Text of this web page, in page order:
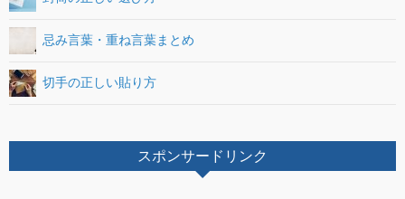
忌み言葉・重ね言葉まとめ
切手の正しい貼り方
スポンサードリンク